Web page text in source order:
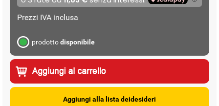
Prezzi IVA inclusa
prodottodisponibile